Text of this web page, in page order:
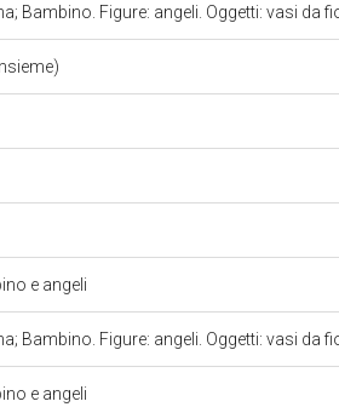
Bambino. Figure: angeli. Oggetti: vasi da
e angeli
Bambino. Figure: angeli. Oggetti: vasi da
e angeli